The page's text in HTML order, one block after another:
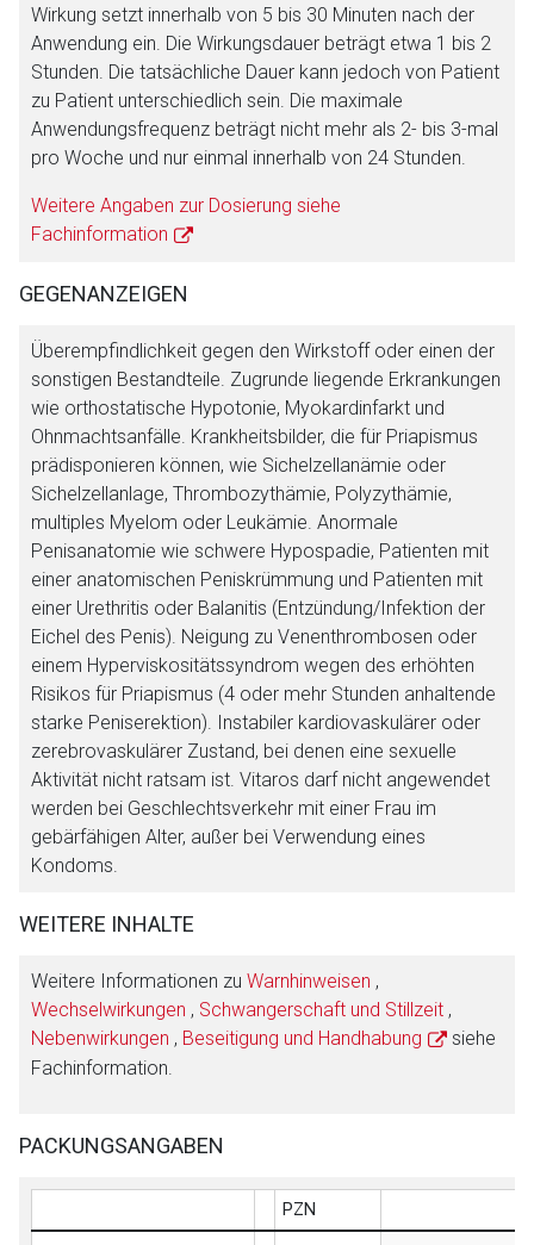
Wirkung setzt innerhalb von 5 bis 30 Minuten nach der
Anwendung ein. Die Wirkungsdauer beträgt etwa 1 bis 2
Stunden. Die tatsächliche Dauer kann jedoch von Patient
zu Patient unterschiedlich sein. Die maximale
Anwendungsfrequenz beträgt nicht mehr als 2- bis 3-mal
pro Woche und nur einmal innerhalb von 24 Stunden.
Weitere Angaben zur Dosierung siehe
Fachinformation
GEGENANZEIGEN
Überempfindlichkeit gegen den Wirkstoff oder einen der
sonstigen Bestandteile. Zugrunde liegende Erkrankungen
wie orthostatische Hypotonie, Myokardinfarkt und
Ohnmachtsanfälle. Krankheitsbilder, die für Priapismus
prädisponieren können, wie Sichelzellanämie oder
Sichelzellanlage, Thrombozythämie, Polyzythämie,
multiples Myelom oder Leukämie. Anormale
Penisanatomie wie schwere Hypospadie, Patienten mit
einer anatomischen Peniskrümmung und Patienten mit
einer Urethritis oder Balanitis (Entzündung/Infektion der
Eichel des Penis). Neigung zu Venenthrombosen oder
einem Hyperviskositätssyndrom wegen des erhöhten
Risikos für Priapismus (4 oder mehr Stunden anhaltende
starke Peniserektion). Instabiler kardiovaskulärer oder
zerebrovaskulärer Zustand, bei denen eine sexuelle
Aktivität nicht ratsam ist. Vitaros darf nicht angewendet
werden bei Geschlechtsverkehr mit einer Frau im
gebärfähigen Alter, außer bei Verwendung eines
Kondoms.
WEITERE INHALTE
Weitere Informationen zu Warnhinweisen ,
Wechselwirkungen , Schwangerschaft und Stillzeit ,
Nebenwirkungen , Beseitigung und Handhabung
siehe
Fachinformation.
PACKUNGSANGABEN
PZN
Der von Ihnen aufgerufene Link öffnet eine externe Web-
Seite. Für die Inhalte der externen Web-Seite ist deren
Betreiber verantwortlich. Ebenso gelten dort ggf. andere
Datenschutzbestimmungen.
Zurück zur rote-liste.de